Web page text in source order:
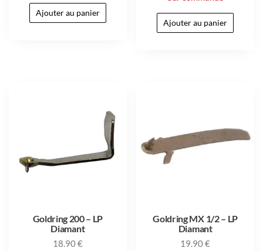
Ajouter au panier
Ajouter au panier
Goldring 200 – LP
Diamant
18.90€
Goldring MX 1/2 – LP
Diamant
19.90€